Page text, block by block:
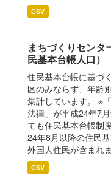
CSV
まちづくりセンタ
民基本台帳人口）
住民基本台帳に基づ
区のみならず、年齢
集計しています。 ※
法律」が平成24年7
ても住民基本台帳制
24年8月以降の住民
外国人住民が含まれま
CSV